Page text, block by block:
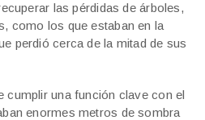
las pérdidas de árboles,
como los que estaban en la
perdió cerca de la mitad de sus
cumplir una función clave con el
enormes metros de sombra